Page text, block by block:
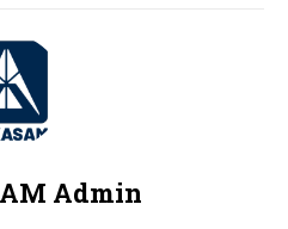
Admin